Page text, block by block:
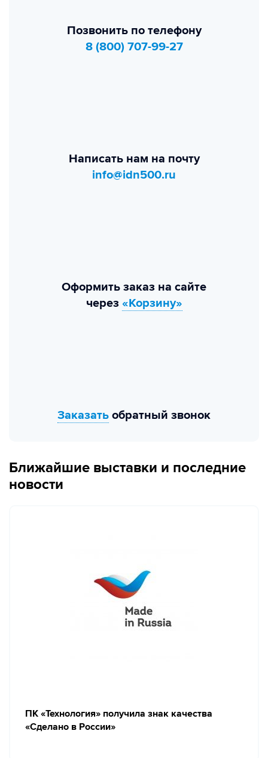
Позвонить по телефону
8 (800) 707-99-27
Написать нам на почту
info@idn500.ru
Оформить заказ на сайте
через «Корзину»
Заказать обратный звонок
Ближайшие выставки и последние
новости
ПК «Технология» получила знак качества
«Сделано в России»